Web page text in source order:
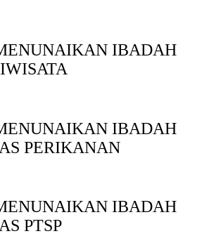
IBADAH
IBADAH
PERIKANAN
IBADAH
PTSP